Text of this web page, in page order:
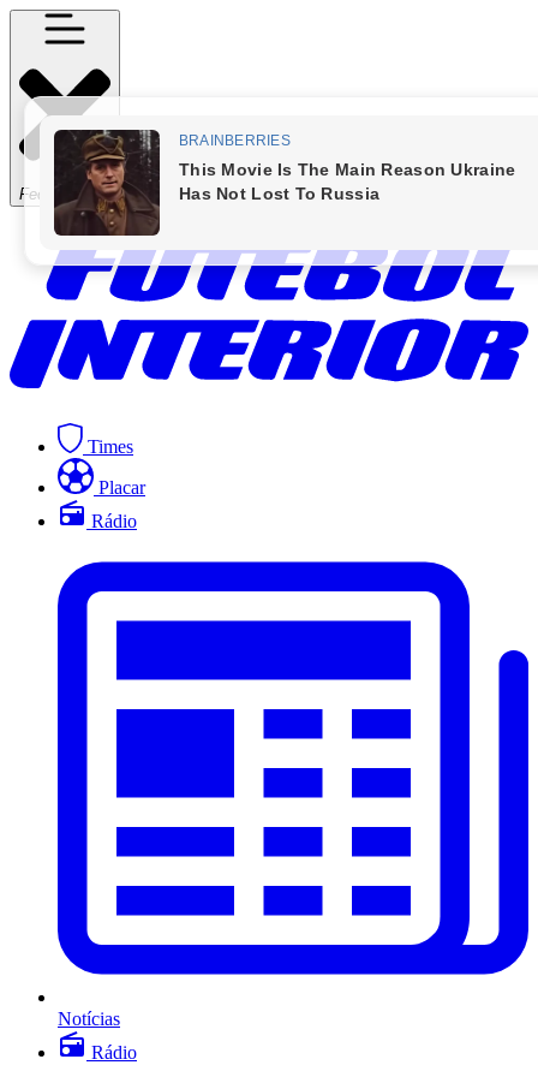
Fechar Menu
Times
Placar
Rádio
Notícias
Rádio